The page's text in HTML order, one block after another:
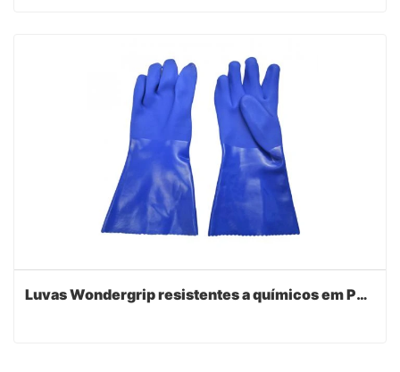
Luvas Wondergrip resistentes a químicos em PVC